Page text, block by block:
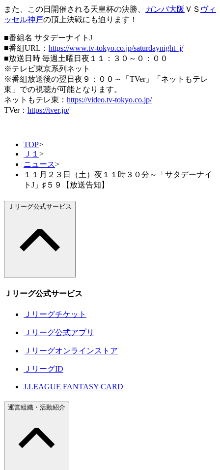
また、この日開催される天皇杯の決勝、 ガンバ大阪 ＶＳ ヴィ
ッセル神戸の頂上決戦にも迫ります！
■番組名 サタデーナイトJ
■番組URL： https://www.tv-tokyo.co.jp/saturdaynight_j/
■放送日時 毎週土曜日夜１１：３０～０：００
※テレビ東京系列ネット
※番組放送後の翌日夜９：００～「TVer」「ネットもテレ
東」での視聴が可能となります。
ネットもテレ東： https://video.tv-tokyo.co.jp/
TVer： https://tver.jp/
TOP>
Ｊ１ >
ニュース>
１１月２３日（土）夜１１時３０分～「サタデーナイ
トJ」♯５９【放送告知】
Ｊリーグ公式サービス
Ｊリーグ公式サービス
Ｊリーグチケット
Ｊリーグ公式アプリ
Ｊリーグオンラインストア
ＪリーグID
J.LEAGUE FANTASY CARD
運営組織・活動紹介